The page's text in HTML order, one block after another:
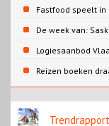
Cao-recreatie
Fastfood speelt
De week van:
Logiesaanbod
slaapplaatsen
Reizen boeken
contentbron